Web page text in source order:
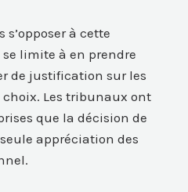
à cette
limite à en prendre
de justification sur les
Les tribunaux ont
que la décision de
appréciation des